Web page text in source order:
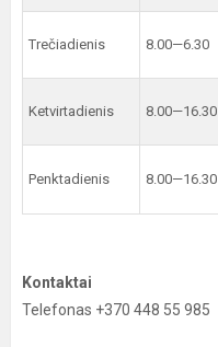
Trečiadienis 8.00—6.30
Ketvirtadienis 8.00—16.30
Penktadienis 8.00—16.30
Kontaktai
Telefonas +370 448 55 985